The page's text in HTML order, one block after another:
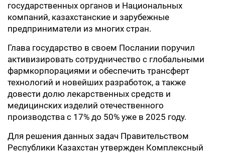
государственных органов и Национальных
компаний, казахстанские и зарубежные
предприниматели из многих стран.
Глава государство в своем Послании поручил
активизировать сотрудничество с глобальными
фармкорпорациями и обеспечить трансферт
технологий и новейших разработок, а также
довести долю лекарственных средств и
медицинских изделий отечественного
производства с 17% до 50% уже в 2025 году.
Для решения данных задач Правительством
Республики Казахстан утвержден Комплексный